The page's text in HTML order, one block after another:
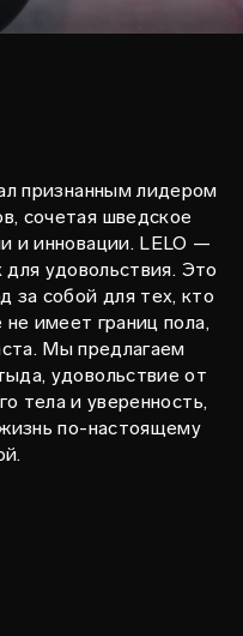
признанным лидером
сочетая шведское
и инновации. LELO —
удовольствия. Это
за собой для тех, кто
имеет границ пола,
Мы предлагаем
удовольствие от
тела и уверенность,
по-настоящему